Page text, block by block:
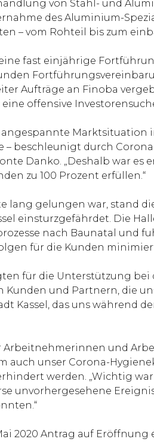
von Stahl- und
des Aluminium-
– vom Rohteil bis zum
fast einjährige
Aufträge an Finoba
offensive
– beschleunigt durch
Danko. „Deshalb war
zu 100 Prozent erfüllen.“
lang gelungen war, stand
einsturzgefährdet. Die
nach Baunatal und
für die Kunden
für die Unterstützung
und Partnern, die
Kassel, das uns
Arbeitnehmerinnen und
unser Corona-
werden. „Wichtig
unvorhergesehene
2020 Antrag auf